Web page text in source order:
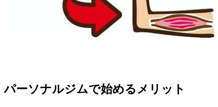
パーソナルジムで始めるメリット